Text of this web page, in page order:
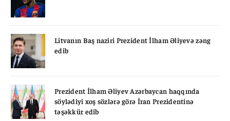
Litvanın Baş naziri Prezident İlham Əliyevə zəng
edib
Prezident İlham Əliyev Azərbaycan haqqında
söylədiyi xoş sözlərə görə İran Prezidentinə
təşəkkür edib